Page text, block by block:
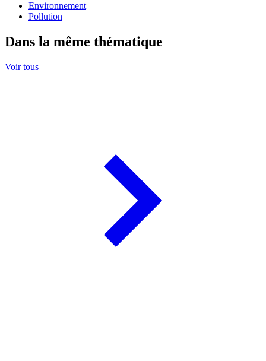
Environnement
Pollution
Dans la même thématique
Voir tous